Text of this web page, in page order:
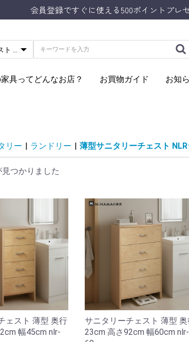
会員登録ですぐに使える500ポイントプレ
具ってどんなお店？ お買物ガイド お知
リー | ランドリー | 薄型サニタリーチェスト
つかりました
ェスト 薄型 奥行
幅45cm nlr-
サニタリーチェスト 薄型
23cm 高さ92cm 幅60cm nlr-